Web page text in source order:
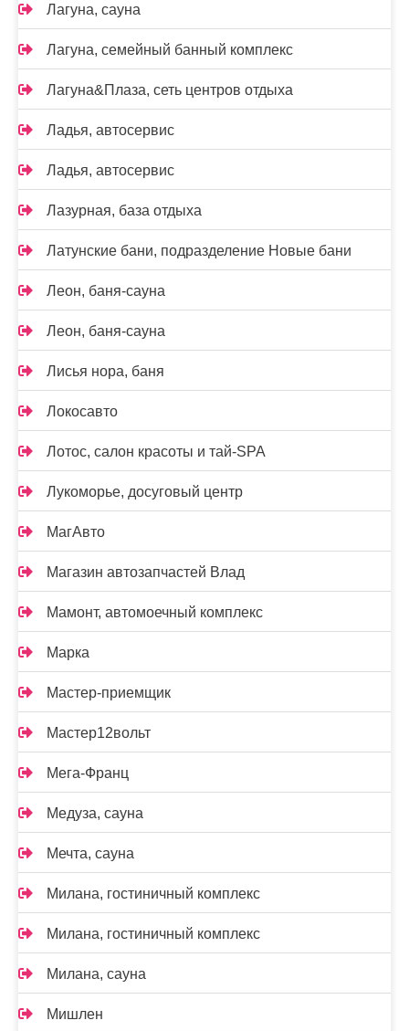
Лагуна, сауна
Лагуна, семейный банный комплекс
Лагуна&Плаза, сеть центров отдыха
Ладья, автосервис
Ладья, автосервис
Лазурная, база отдыха
Латунские бани, подразделение Новые бани
Леон, баня-сауна
Леон, баня-сауна
Лисья нора, баня
Локосавто
Лотос, салон красоты и тай-SPA
Лукоморье, досуговый центр
МагАвто
Магазин автозапчастей Влад
Мамонт, автомоечный комплекс
Марка
Мастер-приемщик
Мастер12вольт
Мега-Франц
Медуза, сауна
Мечта, сауна
Милана, гостиничный комплекс
Милана, гостиничный комплекс
Милана, сауна
Мишлен